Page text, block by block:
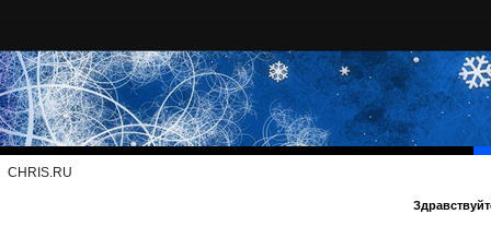
CHRIS.RU